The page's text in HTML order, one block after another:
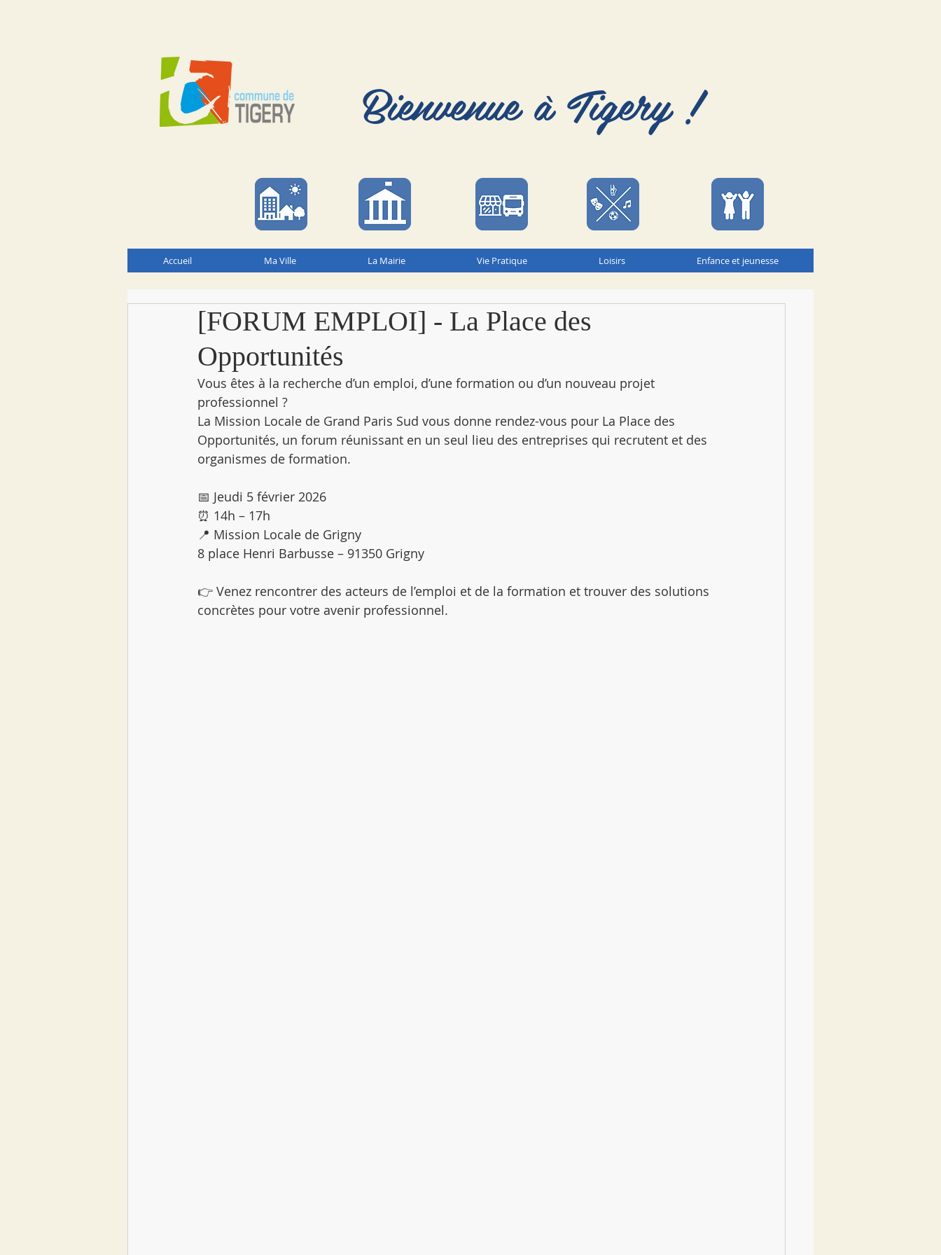
Bienvenue à Tigery !
Accueil Ma Ville La Mairie Vie Pratique Loisirs Enfance et jeunesse
[FORUM EMPLOI] - La Place des
Opportunités
Vous êtes à la recherche d’un emploi, d’une formation ou d’un nouveau projet
professionnel ?
La Mission Locale de Grand Paris Sud vous donne rendez-vous pour La Place des
Opportunités, un forum réunissant en un seul lieu des entreprises qui recrutent et des
organismes de formation.
📅 Jeudi 5 février 2026
⏰ 14h – 17h
📍 Mission Locale de Grigny
8 place Henri Barbusse – 91350 Grigny
👉 Venez rencontrer des acteurs de l’emploi et de la formation et trouver des solutions
concrètes pour votre avenir professionnel.